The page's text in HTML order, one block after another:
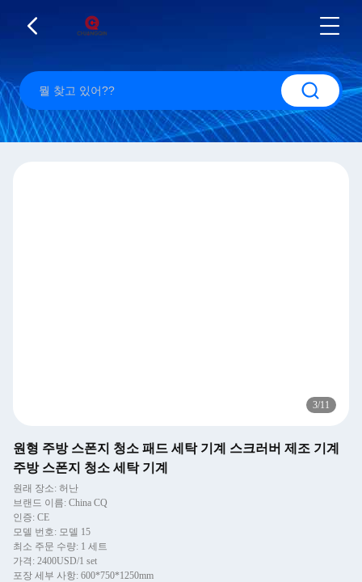
3/11
원형 주방 스폰지 청소 패드 세탁 기계 스크러버 제조 기계
주방 스폰지 청소 세탁 기계
원래 장소: 허난
브랜드 이름: China CQ
인증: CE
모델 번호: 모델 15
최소 주문 수량: 1 세트
가격: 2400USD/1 set
포장 세부 사항: 600*750*1250mm